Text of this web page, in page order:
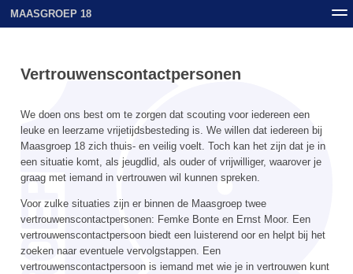
MAASGROEP 18
Vertrouwenscontactpersonen
We doen ons best om te zorgen dat scouting voor iedereen een
leuke en leerzame vrijetijdsbesteding is. We willen dat iedereen bij
Maasgroep 18 zich thuis- en veilig voelt. Toch kan het zijn dat je in
een situatie komt, als jeugdlid, als ouder of vrijwilliger, waarover je
graag met iemand in vertrouwen wil kunnen spreken.
Voor zulke situaties zijn er binnen de Maasgroep twee
vertrouwenscontactpersonen: Femke Bonte en Ernst Moor. Een
vertrouwenscontactpersoon biedt een luisterend oor en helpt bij het
zoeken naar eventuele vervolgstappen. Een
vertrouwenscontactpersoon is iemand met wie je in vertrouwen kunt